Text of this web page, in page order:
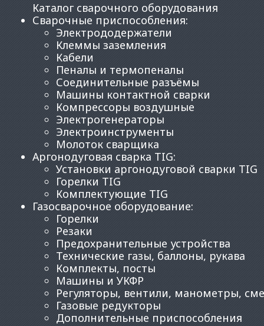
Каталог сварочного оборудования
Сварочные приспособления:
Электрододержатели
Клеммы заземления
Кабели
Пеналы и термопеналы
Соединительные разъёмы
Машины контактной сварки
Компрессоры воздушные
Электрогенераторы
Электроинструменты
Молоток сварщика
Аргонодуговая сварка TIG:
Установки аргонодуговой сварки TIG
Горелки TIG
Комплектующие TIG
Газосварочное оборудование:
Горелки
Резаки
Предохранительные устройства
Технические газы, баллоны, рукава
Комплекты, посты
Машины и УКФР
Регуляторы, вентили, манометры,
Газовые редукторы
Дополнительные приспособления